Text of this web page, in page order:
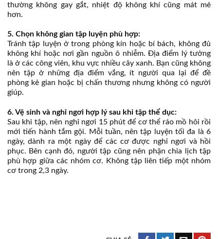
thường không gay gắt, nhiệt độ không khí cũng mát mẻ
hơn.
5. Chọn không gian tập luyện phù hợp:
Tránh tập luyện ở trong phòng kín hoặc bí bách, không đủ
không khí hoặc nơi gần nguồn ô nhiễm. Địa điểm lý tưởng
là ở các công viên, khu vực nhiều cây xanh. Bạn cũng không
nên tập ở những địa điểm vắng, ít người qua lại để đề
phòng kẻ gian hoặc bị chấn thương nhưng không có người
giúp.
6. Vệ sinh và nghỉ ngơi hợp lý sau khi tập thể dục:
Sau khi tập, nên nghỉ ngơi 15 phút để cơ thể ráo mồ hôi rồi
mới tiến hành tắm gội. Mỗi tuần, nên tập luyện tối đa là 6
ngày, dành ra một ngày để các cơ được nghỉ ngơi và hồi
phục. Bên cạnh đó, người tập cũng nên phận chia lịch tập
phù hợp giữa các nhóm cơ. Không tập liên tiếp một nhóm
cơ trong 2,3 ngày.